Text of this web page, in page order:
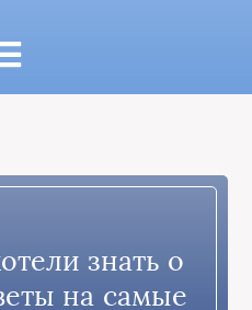
знать о
на самые